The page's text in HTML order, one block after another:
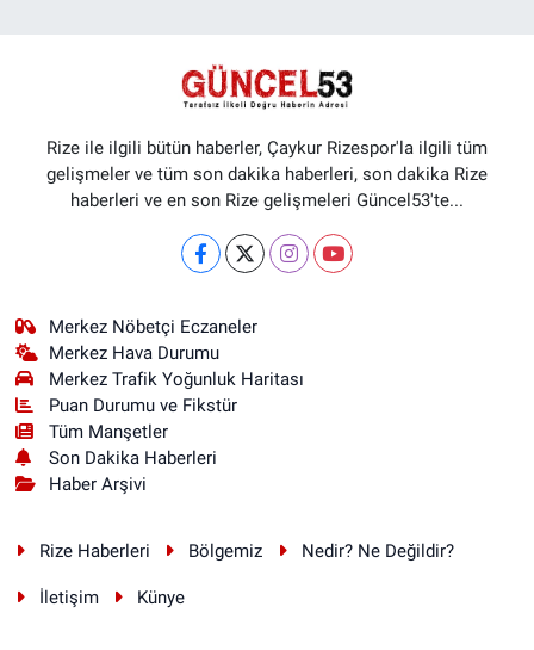
Rize ile ilgili bütün haberler, Çaykur Rizespor'la ilgili tüm
gelişmeler ve tüm son dakika haberleri, son dakika Rize
haberleri ve en son Rize gelişmeleri Güncel53'te...
Merkez Nöbetçi Eczaneler
Merkez Hava Durumu
Merkez Trafik Yoğunluk Haritası
Puan Durumu ve Fikstür
Tüm Manşetler
Son Dakika Haberleri
Haber Arşivi
Rize Haberleri Bölgemiz Nedir? Ne Değildir?
İletişim Künye